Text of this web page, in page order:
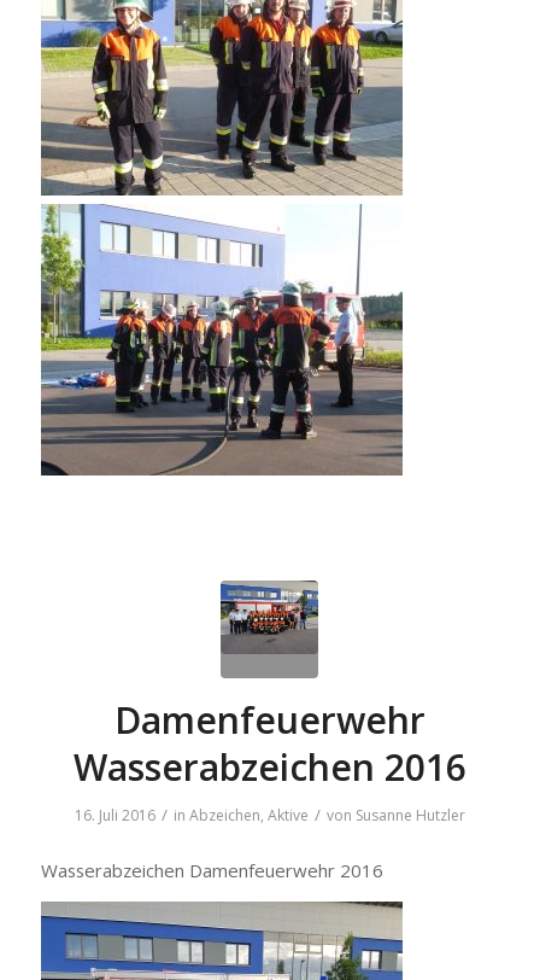
Damenfeuerwehr
Wasserabzeichen 2016
16. Juli 2016 / in Abzeichen, Aktive / von Susanne Hutzler
Wasserabzeichen Damenfeuerwehr 2016